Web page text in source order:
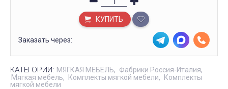
КУПИТЬ
Заказать через:
КАТЕГОРИИ: МЯГКАЯ МЕБЕЛЬ
Фабрики Россия-Италия
Мягкая мебель
Комплекты мягкой мебели
Комплекты
мягкой мебели